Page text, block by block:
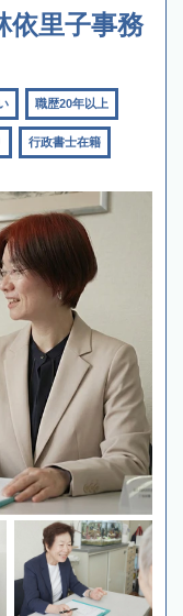
依里子事務
職歴20年以上
行政書士在籍